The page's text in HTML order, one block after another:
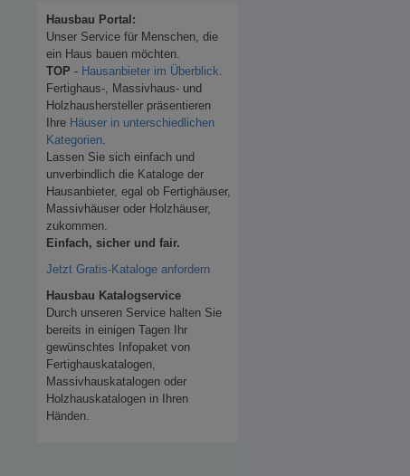
Hausbau Portal:
Unser Service für Menschen, die
ein Haus bauen möchten.
TOP - Hausanbieter im Überblick
Fertighaus-, Massivhaus- und
Holzhaushersteller präsentieren
Ihre Häuser in unterschiedlichen
Kategorien
Lassen Sie sich einfach und
unverbindlich die Kataloge der
Hausanbieter, egal ob Fertighäuser,
Massivhäuser oder Holzhäuser,
zukommen.
Einfach, sicher und fair.
Jetzt Gratis-Kataloge anfordern
Hausbau Katalogservice
Durch unseren Service halten Sie
bereits in einigen Tagen Ihr
gewünschtes Infopaket von
Fertighauskatalogen,
Massivhauskatalogen oder
Holzhauskatalogen in Ihren
Händen.